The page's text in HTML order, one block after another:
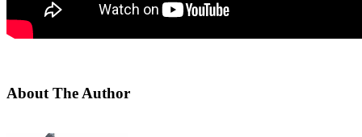
About The Author